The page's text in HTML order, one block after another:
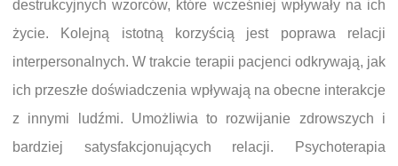
destrukcyjnych wzorców, które wcześniej wpływały na ich
życie. Kolejną istotną korzyścią jest poprawa relacji
interpersonalnych. W trakcie terapii pacjenci odkrywają, jak
ich przeszłe doświadczenia wpływają na obecne interakcje
z innymi ludźmi. Umożliwia to rozwijanie zdrowszych i
bardziej satysfakcjonujących relacji. Psychoterapia